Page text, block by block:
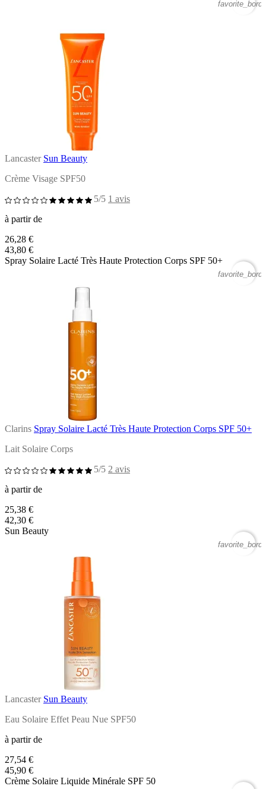
Lancaster Sun Beauty
Crème Visage SPF50
5/5 1 avis
à partir de
26,28 €
43,80 €
Spray Solaire Lacté Très Haute Protection Corps SPF 50+
Clarins Spray Solaire Lacté Très Haute Protection Corps SPF 50+
Lait Solaire Corps
5/5 2 avis
à partir de
25,38 €
42,30 €
Sun Beauty
Lancaster Sun Beauty
Eau Solaire Effet Peau Nue SPF50
à partir de
27,54 €
45,90 €
Crème Solaire Liquide Minérale SPF 50